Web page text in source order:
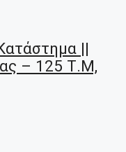
||
– 125 Τ.μ,